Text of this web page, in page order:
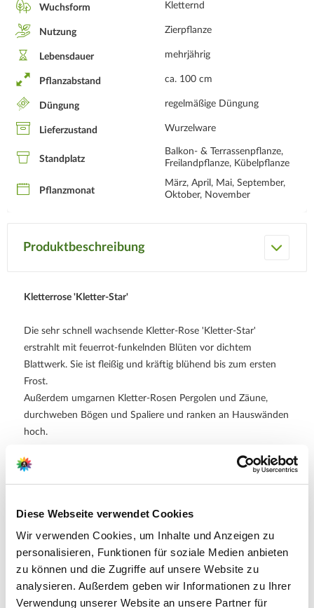
Diese Webseite verwendet Cookies
Wir verwenden Cookies, um Inhalte und Anzeigen zu
personalisieren, Funktionen für soziale Medien anbieten
zu können und die Zugriffe auf unsere Website zu
analysieren. Außerdem geben wir Informationen zu Ihrer
Verwendung unserer Website an unsere Partner für
Wuchsform Kletternd
Nutzung Zierpflanze
Lebensdauer mehrjährig
Pflanzabstand ca. 100 cm
Düngung regelmäßige Düngung
Lieferzustand Wurzelware
Standplatz
Balkon- & Terrassenpflanze,
Freilandpflanze, Kübelpflanze
Pflanzmonat
März, April, Mai, September,
Oktober, November
Produktbeschreibung
Kletterrose 'Kletter-Star'
Die sehr schnell wachsende Kletter-Rose 'Kletter-Star'
erstrahlt mit feuerrot-funkelnden Blüten vor dichtem
Blattwerk. Sie ist fleißig und kräftig blühend bis zum ersten
Frost.
Außerdem umgarnen Kletter-Rosen Pergolen und Zäune,
durchweben Bögen und Spaliere und ranken an Hauswänden
hoch.
A+S erklärt wie Sie Rosen beschneiden - So geht es richtig!
Diese und weitere Fragen beantworten wir in unsererRosen –
Hersteller/Importeur